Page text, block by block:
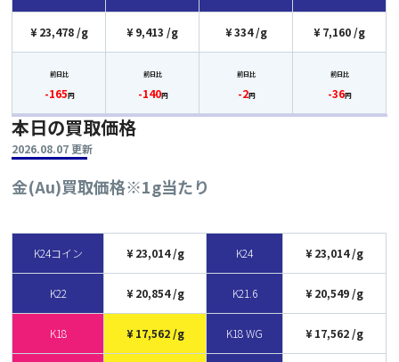
23,478 9,413 334 7,160
前日比
-165円
前日比
-140円
前日比
-2円
前日比
-36円
本日の買取価格
2026.08.07 更新
金(Au)買取価格※1g当たり
K24コイン 23,014 K24 23,014
K22 20,854 K21.6 20,549
K18 17,562 K18 WG 17,562